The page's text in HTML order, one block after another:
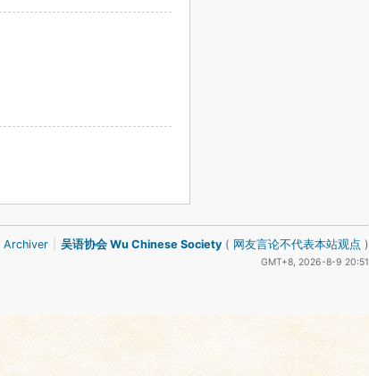
Archiver 吴语协会 Wu Chinese Society ( 网友言论不代表本站观点 )
GMT+8, 2026-8-9 20:51